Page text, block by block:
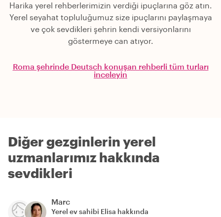
Harika yerel rehberlerimizin verdiği ipuçlarına göz atın.
Yerel seyahat topluluğumuz size ipuçlarını paylaşmaya
ve çok sevdikleri şehrin kendi versiyonlarını
göstermeye can atıyor.
Roma şehrinde Deutsch konuşan rehberli tüm turları
inceleyin
Diğer gezginlerin yerel
uzmanlarımız hakkında
sevdikleri
Marc
Yerel ev sahibi Elisa hakkında